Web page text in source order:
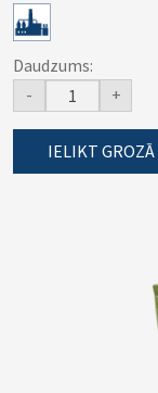
Daudzums:
-
+
IELIKT GROZĀ